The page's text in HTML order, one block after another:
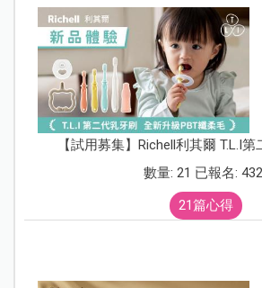
【試用募集】Richell利其爾 T.L.I
數量: 21 已報名: 432
21篇心得